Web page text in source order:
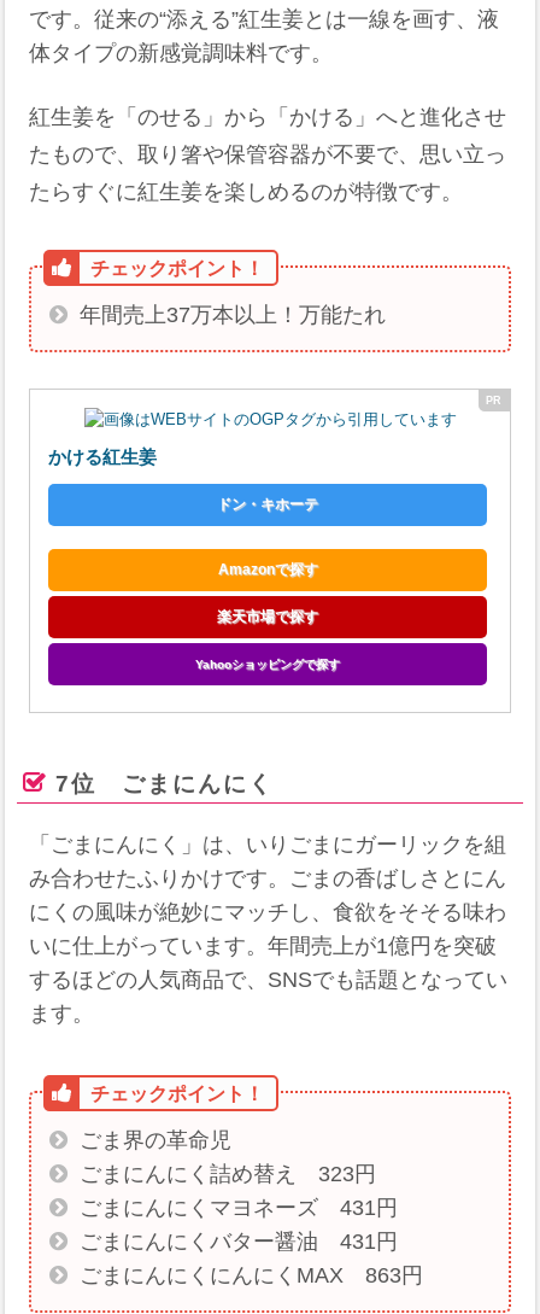
です。従来の“添える”紅生姜とは一線を画す、液
体タイプの新感覚調味料です。
紅生姜を「のせる」から「かける」へと進化させ
たもので、取り箸や保管容器が不要で、思い立っ
たらすぐに紅生姜を楽しめるのが特徴です。​
年間売上37万本以上！万能たれ
かける紅生姜
ドン・キホーテ
Amazonで探す
楽天市場で探す
Yahooショッピングで探す
7位 ごまにんにく
「ごまにんにく」は、いりごまにガーリックを組
み合わせたふりかけです。​ごまの香ばしさとにん
にくの風味が絶妙にマッチし、食欲をそそる味わ
いに仕上がっています。​年間売上が1億円を突破
するほどの人気商品で、SNSでも話題となってい
ます。​​
ごま界の革命児
ごまにんにく詰め替え 323円
ごまにんにくマヨネーズ 431円
ごまにんにくバター醤油 431円
ごまにんにくにんにくMAX 863円